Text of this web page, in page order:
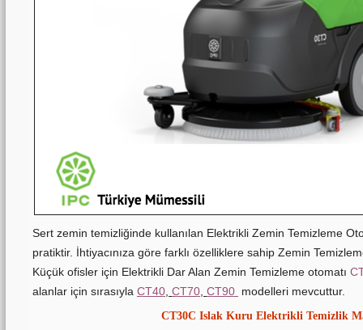
Sert zemin temizliğinde kullanılan Elektrikli Zemin Temizleme
pratiktir. İhtiyacınıza göre farklı özelliklere sahip Zemin
Küçük ofisler için Elektrikli Dar Alan Zemin Temizleme otomatı
alanlar için sırasıyla CT40 CT70 CT90 modelleri mevcuttur.
CT30C Islak Kuru Elektrikli Temizlik